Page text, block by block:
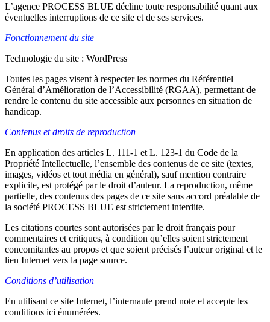
L’agence PROCESS BLUE décline toute responsabilité quant aux
éventuelles interruptions de ce site et de ses services.
Fonctionnement du site
Technologie du site : WordPress
Toutes les pages visent à respecter les normes du Référentiel
Général d’Amélioration de l’Accessibilité (RGAA), permettant de
rendre le contenu du site accessible aux personnes en situation de
handicap.
Contenus et droits de reproduction
En application des articles L. 111-1 et L. 123-1 du Code de la
Propriété Intellectuelle, l’ensemble des contenus de ce site (textes,
images, vidéos et tout média en général), sauf mention contraire
explicite, est protégé par le droit d’auteur. La reproduction, même
partielle, des contenus des pages de ce site sans accord préalable de
la société PROCESS BLUE est strictement interdite.
Les citations courtes sont autorisées par le droit français pour
commentaires et critiques, à condition qu’elles soient strictement
concomitantes au propos et que soient précisés l’auteur original et le
lien Internet vers la page source.
Conditions d’utilisation
En utilisant ce site Internet, l’internaute prend note et accepte les
conditions ici énumérées.